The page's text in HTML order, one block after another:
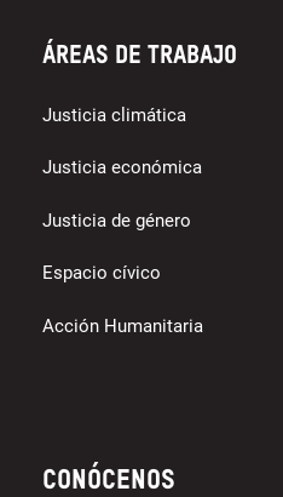
Áreas de trabajo
Justicia climática
Justicia económica
Justicia de género
Espacio cívico
Acción Humanitaria
Conócenos